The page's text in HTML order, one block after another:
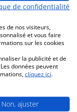
de confidentialité
de nos visiteurs,
et vous faire
sur les cookies
la publicité et de
données peuvent
cliquez ici.
Non, ajuster